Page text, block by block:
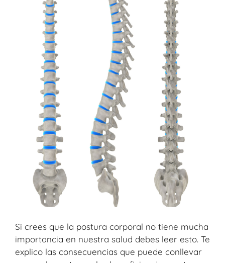
Si crees que la postura corporal no tiene mucha
importancia en nuestra salud debes leer esto. Te
explico las consecuencias que puede conllevar